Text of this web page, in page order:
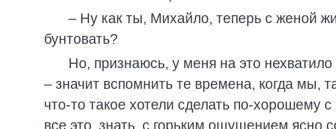
– Ну как ты, Михайло, теперь с женой
бунтовать?
Но, признаюсь, у меня на это
– значит вспомнить те времена, когда мы,
что-то такое хотели сделать по-
все это, знать, с горьким ощущением ясно